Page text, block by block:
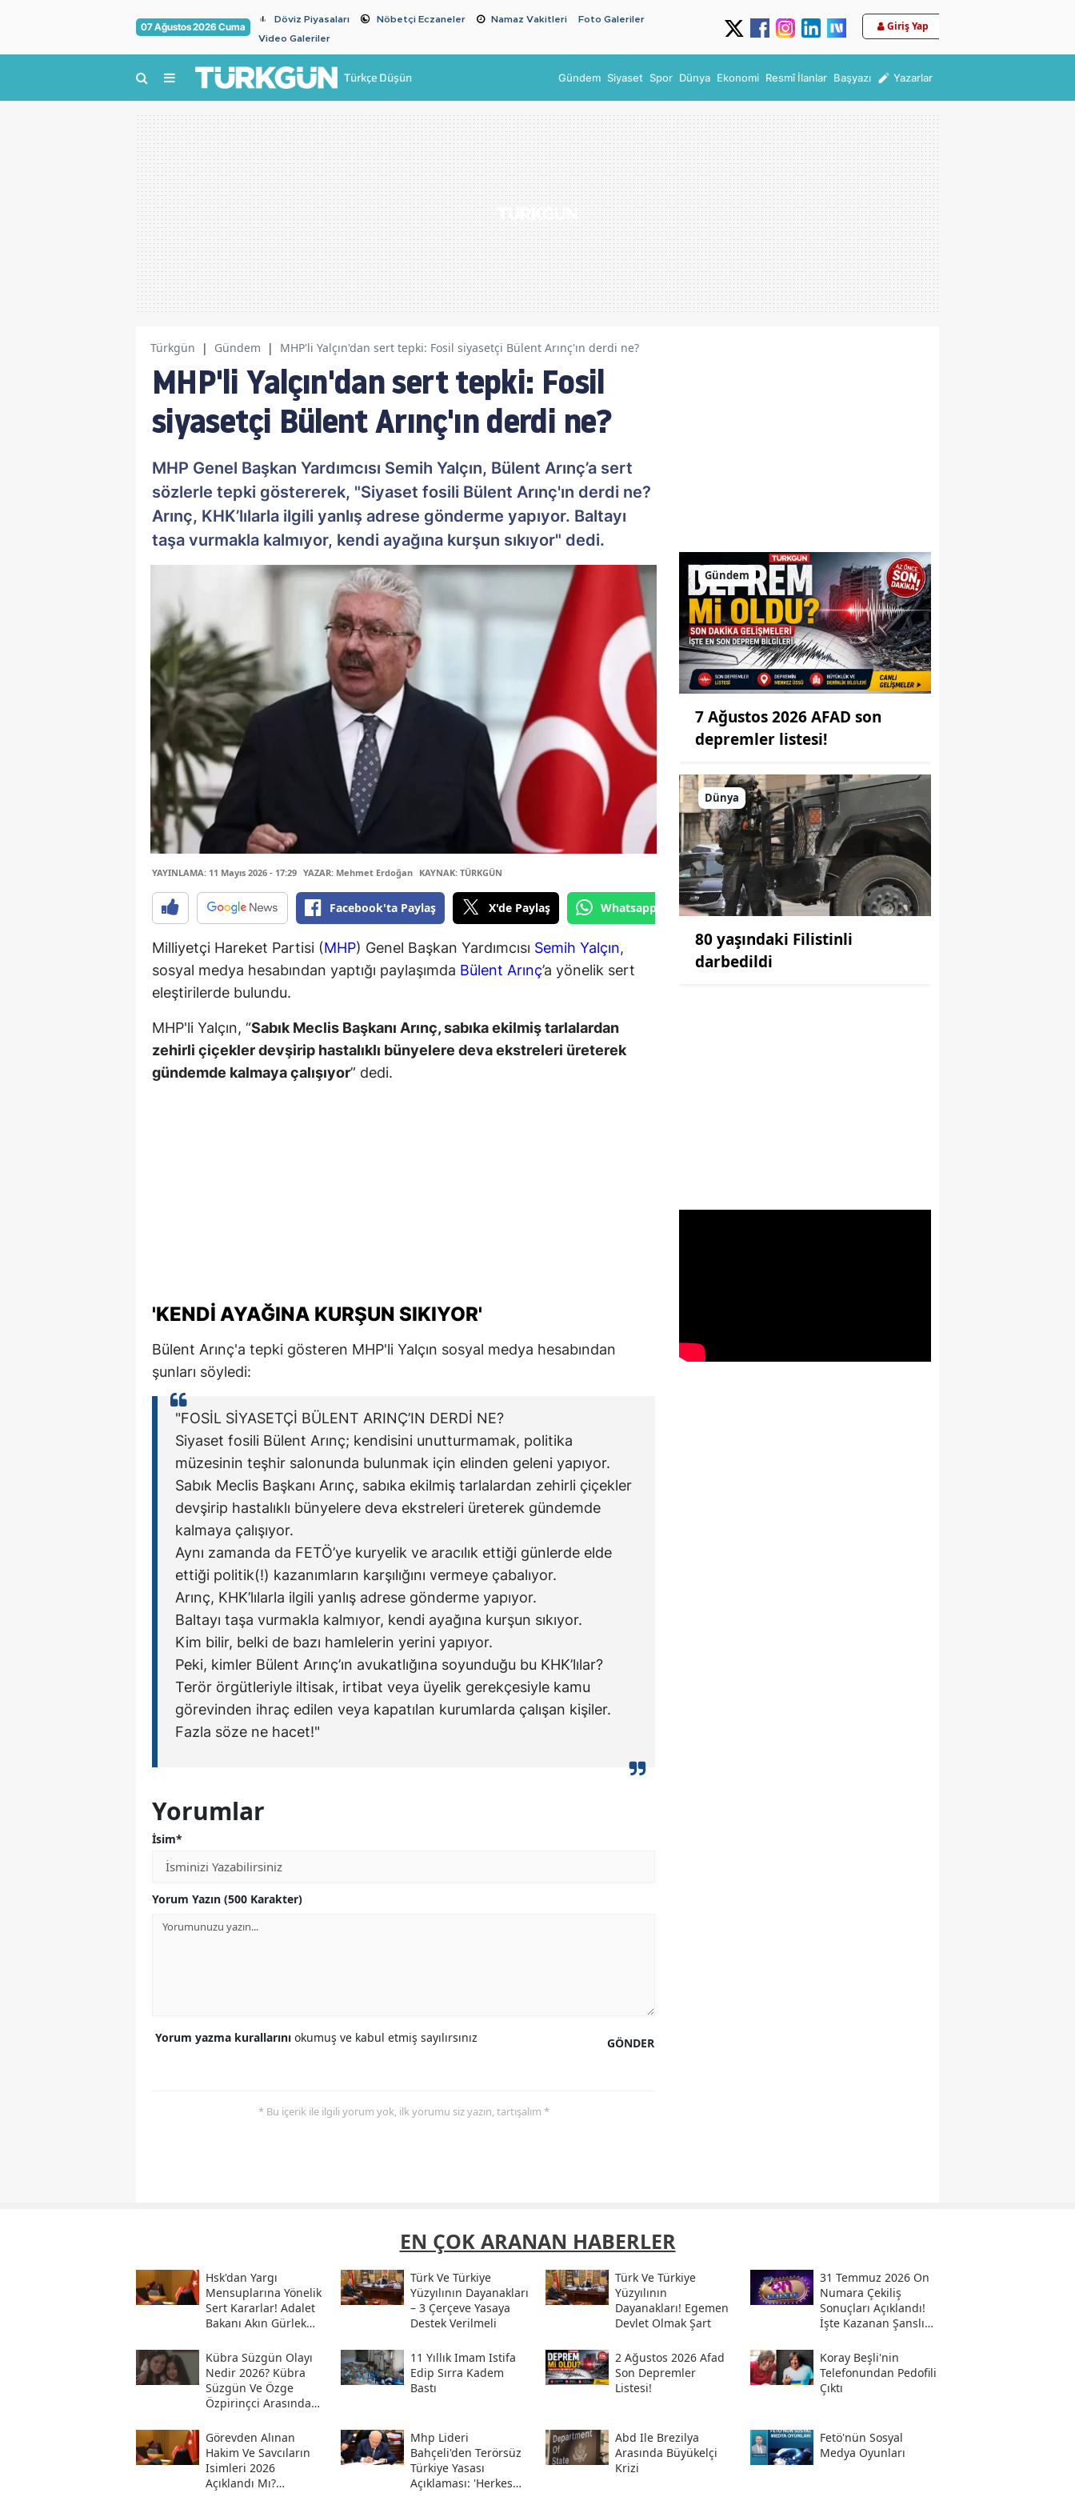
07 Ağustos 2026 Cuma
Döviz Piyasaları Nöbetçi Eczaneler Namaz Vakitleri
Foto Galeriler
Video Galeriler
Giriş Yap
Türkçe Düşün Gündem Siyaset Spor Dünya Ekonomi Resmî İlanlar Başyazı Yazarlar
Türkgün | Gündem | MHP'li Yalçın'dan sert tepki: Fosil siyasetçi Bülent Arınç'ın derdi ne?
MHP'li Yalçın'dan sert tepki: Fosil
siyasetçi Bülent Arınç'ın derdi ne?
MHP Genel Başkan Yardımcısı Semih Yalçın, Bülent Arınç’a sert
sözlerle tepki göstererek, "Siyaset fosili Bülent Arınç'ın derdi ne?
Arınç, KHK’lılarla ilgili yanlış adrese gönderme yapıyor. Baltayı
taşa vurmakla kalmıyor, kendi ayağına kurşun sıkıyor" dedi.
YAYINLAMA: 11 Mayıs 2026 - 17:29 YAZAR: Mehmet Erdoğan KAYNAK: TÜRKGÜN
Facebook'ta Paylaş X'de Paylaş Whatsapp'tan Gönder
Milliyetçi Hareket Partisi (MHP) Genel Başkan Yardımcısı Semih Yalçın,
sosyal medya hesabından yaptığı paylaşımda Bülent Arınç’a yönelik sert
eleştirilerde bulundu.
MHP'li Yalçın, “Sabık Meclis Başkanı Arınç, sabıka ekilmiş tarlalardan
zehirli çiçekler devşirip hastalıklı bünyelere deva ekstreleri üreterek
gündemde kalmaya çalışıyor” dedi.
'KENDI AYAĞINA KURŞUN SIKIYOR'
Bülent Arınç'a tepki gösteren MHP'li Yalçın sosyal medya hesabından
şunları söyledi:
"FOSİL SİYASETÇİ BÜLENT ARINÇ’IN DERDİ NE?
Siyaset fosili Bülent Arınç; kendisini unutturmamak, politika
müzesinin teşhir salonunda bulunmak için elinden geleni yapıyor.
Sabık Meclis Başkanı Arınç, sabıka ekilmiş tarlalardan zehirli çiçekler
devşirip hastalıklı bünyelere deva ekstreleri üreterek gündemde
kalmaya çalışıyor.
Aynı zamanda da FETÖ’ye kuryelik ve aracılık ettiği günlerde elde
ettiği politik(!) kazanımların karşılığını vermeye çabalıyor.
Arınç, KHK’lılarla ilgili yanlış adrese gönderme yapıyor.
Baltayı taşa vurmakla kalmıyor, kendi ayağına kurşun sıkıyor.
Kim bilir, belki de bazı hamlelerin yerini yapıyor.
Peki, kimler Bülent Arınç’ın avukatlığına soyunduğu bu KHK’lılar?
Terör örgütleriyle iltisak, irtibat veya üyelik gerekçesiyle kamu
görevinden ihraç edilen veya kapatılan kurumlarda çalışan kişiler.
Fazla söze ne hacet!"
Yorumlar
İsim*
Yorum Yazın (500 Karakter)
GÖNDER
Yorum yazma kurallarını okumuş ve kabul etmiş sayılırsınız
* Bu içerik ile ilgili yorum yok, ilk yorumu siz yazın, tartışalım *
Gündem
7 Ağustos 2026 AFAD son
depremler listesi!
Dünya
80 yaşındaki Filistinli
darbedildi
EN ÇOK ARANAN HABERLER
Hsk'dan Yargı
Mensuplarına Yönelik
Sert Kararlar! Adalet
Bakanı Akın Gürlek
Hesabından Açıkladı
Türk Ve Türkiye
Yüzyılının Dayanakları
– 3 Çerçeve Yasaya
Destek Verilmeli
Türk Ve Türkiye
Yüzyılının
Dayanakları! Egemen
Devlet Olmak Şart
31 Temmuz 2026 On
Numara Çekiliş
Sonuçları Açıklandı!
İşte Kazanan Şanslı
Sorgulama Ekranı
Kübra Süzgün Olayı
Nedir 2026? Kübra
Süzgün Ve Özge
Özpirinçci Arasında
11 Yıllık Imam Istifa
Edip Sırra Kadem
Bastı
2 Ağustos 2026 Afad
Son Depremler
Listesi!
Koray Beşli'nin
Telefonundan Pedofili
Çıktı
Görevden Alınan
Hakim Ve Savcıların
Isimleri 2026
Açıklandı Mı?
Mhp Lideri
Bahçeli'den Terörsüz
Türkiye Yasası
Açıklaması: 'herkes
Abd Ile Brezilya
Arasında Büyükelçi
Krizi
Fetö'nün Sosyal
Medya Oyunları